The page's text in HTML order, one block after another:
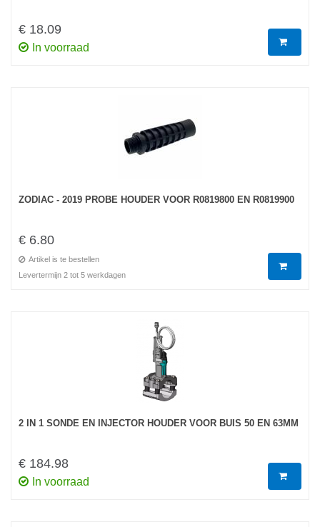
€ 18.09
In voorraad
ZODIAC - 2019 PROBE HOUDER VOOR R0819800 EN R0819900
€ 6.80
Artikel is te bestellen
Levertermijn 2 tot 5 werkdagen
2 IN 1 SONDE EN INJECTOR HOUDER VOOR BUIS 50 EN 63MM
€ 184.98
In voorraad